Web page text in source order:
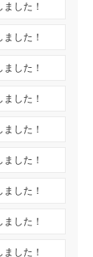
した！
した！
した！
した！
した！
した！
した！
した！
した！